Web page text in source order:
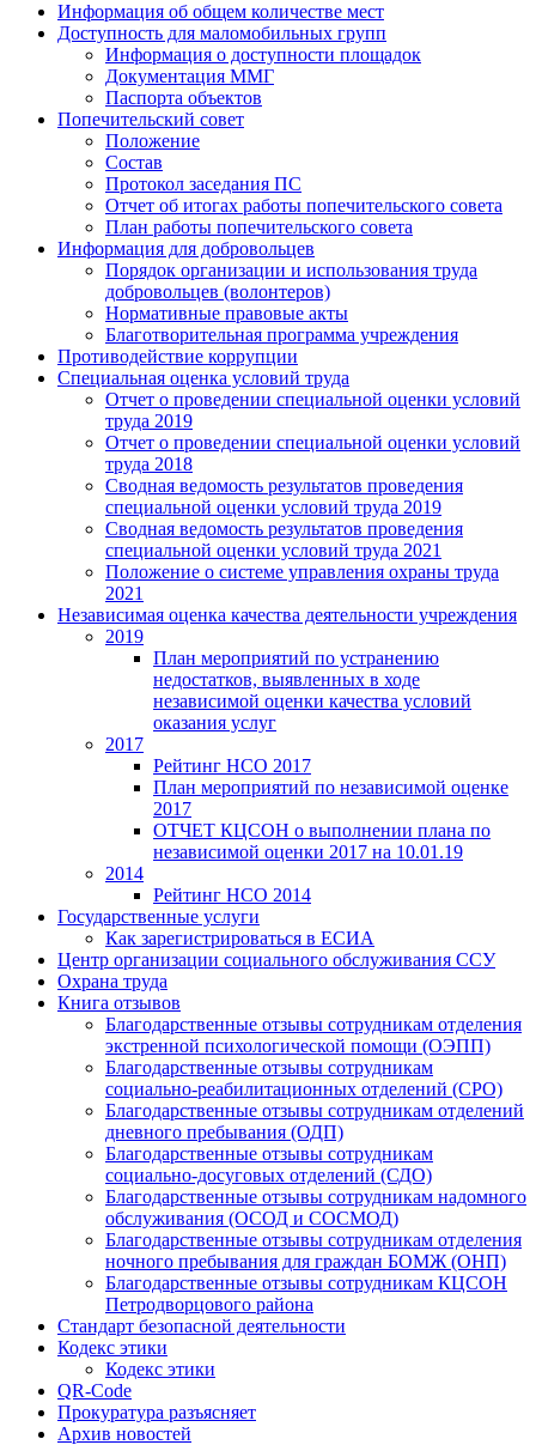
Информация об общем количестве мест
Доступность для маломобильных групп
Информация о доступности площадок
Документация ММГ
Паспорта объектов
Попечительский совет
Положение
Состав
Протокол заседания ПС
Отчет об итогах работы попечительского совета
План работы попечительского совета
Информация для добровольцев
Порядок организации и использования труда
добровольцев (волонтеров)
Нормативные правовые акты
Благотворительная программа учреждения
Противодействие коррупции
Специальная оценка условий труда
Отчет о проведении специальной оценки условий
труда 2019
Отчет о проведении специальной оценки условий
труда 2018
Сводная ведомость результатов проведения
специальной оценки условий труда 2019
Сводная ведомость результатов проведения
специальной оценки условий труда 2021
Положение о системе управления охраны труда
2021
Независимая оценка качества деятельности учреждения
2019
План мероприятий по устранению
недостатков, выявленных в ходе
независимой оценки качества условий
оказания услуг
2017
Рейтинг НСО 2017
План мероприятий по независимой оценке
2017
ОТЧЕТ КЦСОН о выполнении плана по
независимой оценки 2017 на 10.01.19
2014
Рейтинг НСО 2014
Государственные услуги
Как зарегистрироваться в ЕСИА
Центр организации социального обслуживания ССУ
Охрана труда
Книга отзывов
Благодарственные отзывы сотрудникам отделения
экстренной психологической помощи (ОЭПП)
Благодарственные отзывы сотрудникам
социально-реабилитационных отделений (СРО)
Благодарственные отзывы сотрудникам отделений
дневного пребывания (ОДП)
Благодарственные отзывы сотрудникам
социально-досуговых отделений (СДО)
Благодарственные отзывы сотрудникам надомного
обслуживания (ОСОД и СОСМОД)
Благодарственные отзывы сотрудникам отделения
ночного пребывания для граждан БОМЖ (ОНП)
Благодарственные отзывы сотрудникам КЦСОН
Петродворцового района
Стандарт безопасной деятельности
Кодекс этики
Кодекс этики
QR-Code
Прокуратура разъясняет
Архив новостей